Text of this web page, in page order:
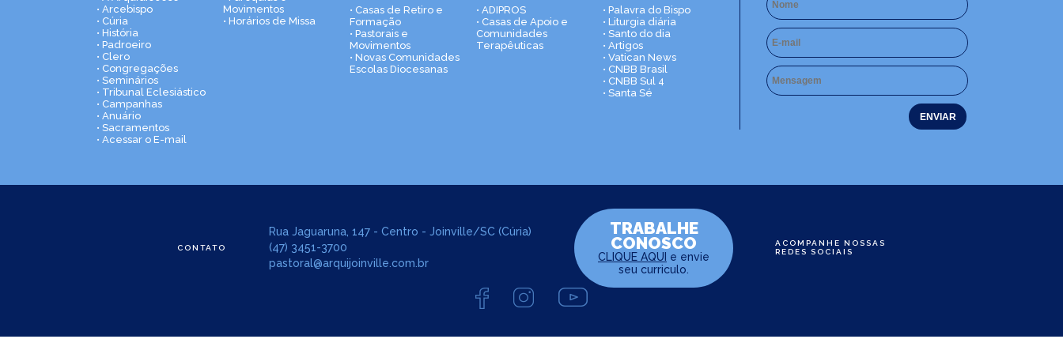
• Arcebispo
• Cúria
• História
• Padroeiro
• Clero
• Congregações
• Seminários
• Tribunal Eclesiástico
• Campanhas
• Anuário
• Sacramentos
• Acessar o E-mail
Movimentos
• Horários de Missa
• Casas de Retiro e
Formação
• Pastorais e
Movimentos
• Novas Comunidades
Escolas Diocesanas
• ADIPROS
• Casas de Apoio e
Comunidades
Terapêuticas
• Palavra do Bispo
• Liturgia diária
• Santo do dia
• Artigos
• Vatican News
• CNBB Brasil
• CNBB Sul 4
• Santa Sé
CONTATO
Rua Jaguaruna, 147 - Centro - Joinville/SC (Cúria)
(47) 3451-3700
pastoral@arquijoinville.com.br
TRABALHE
CONOSCO
CLIQUE AQUI e envie
seu curriculo.
ACOMPANHE NOSSAS
REDES SOCIAIS